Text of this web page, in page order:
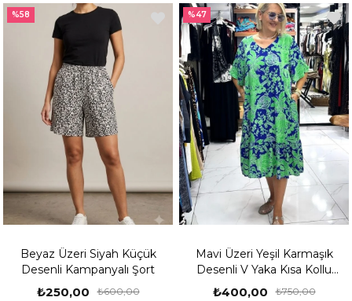
Beyaz Üzeri Siyah Küçük
Desenli Kampanyalı Şort
₺250,00 ₺600,00
%58
Mavi Üzeri Yeşil Karmaşık
Desenli V Yaka Kısa Kollu
Kampanya Elbisesi
₺400,00 ₺750,00
%47